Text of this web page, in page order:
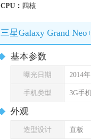
CPU： 四核
三星Galaxy Grand
基本参数
曝光日期 2014年
手机类型 3G手
外观
造型设计 直板